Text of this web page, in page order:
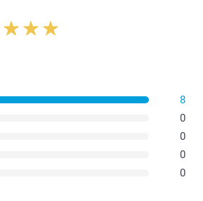
après usage pour éviter de
de nourriture.
sources de chaleur (casseroles
8
0
0
0
0